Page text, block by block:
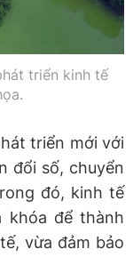
triển kinh tế
triển mới với
đổi số, chuyển
đó, kinh tế
khóa để thành
vừa đảm bảo